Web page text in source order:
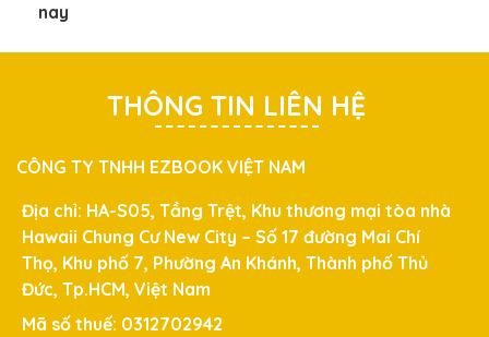
nay
THÔNG TIN LIÊN HỆ
CÔNG TY TNHH EZBOOK VIỆT NAM
Địa chỉ: HA-S05, Tầng Trệt, Khu thương mại tòa nhà
Hawaii Chung Cư New City – Số 17 đường Mai Chí
Thọ, Khu phố 7, Phường An Khánh, Thành phố Thủ
Đức, Tp.HCM, Việt Nam
Mã số thuế: 0312702942